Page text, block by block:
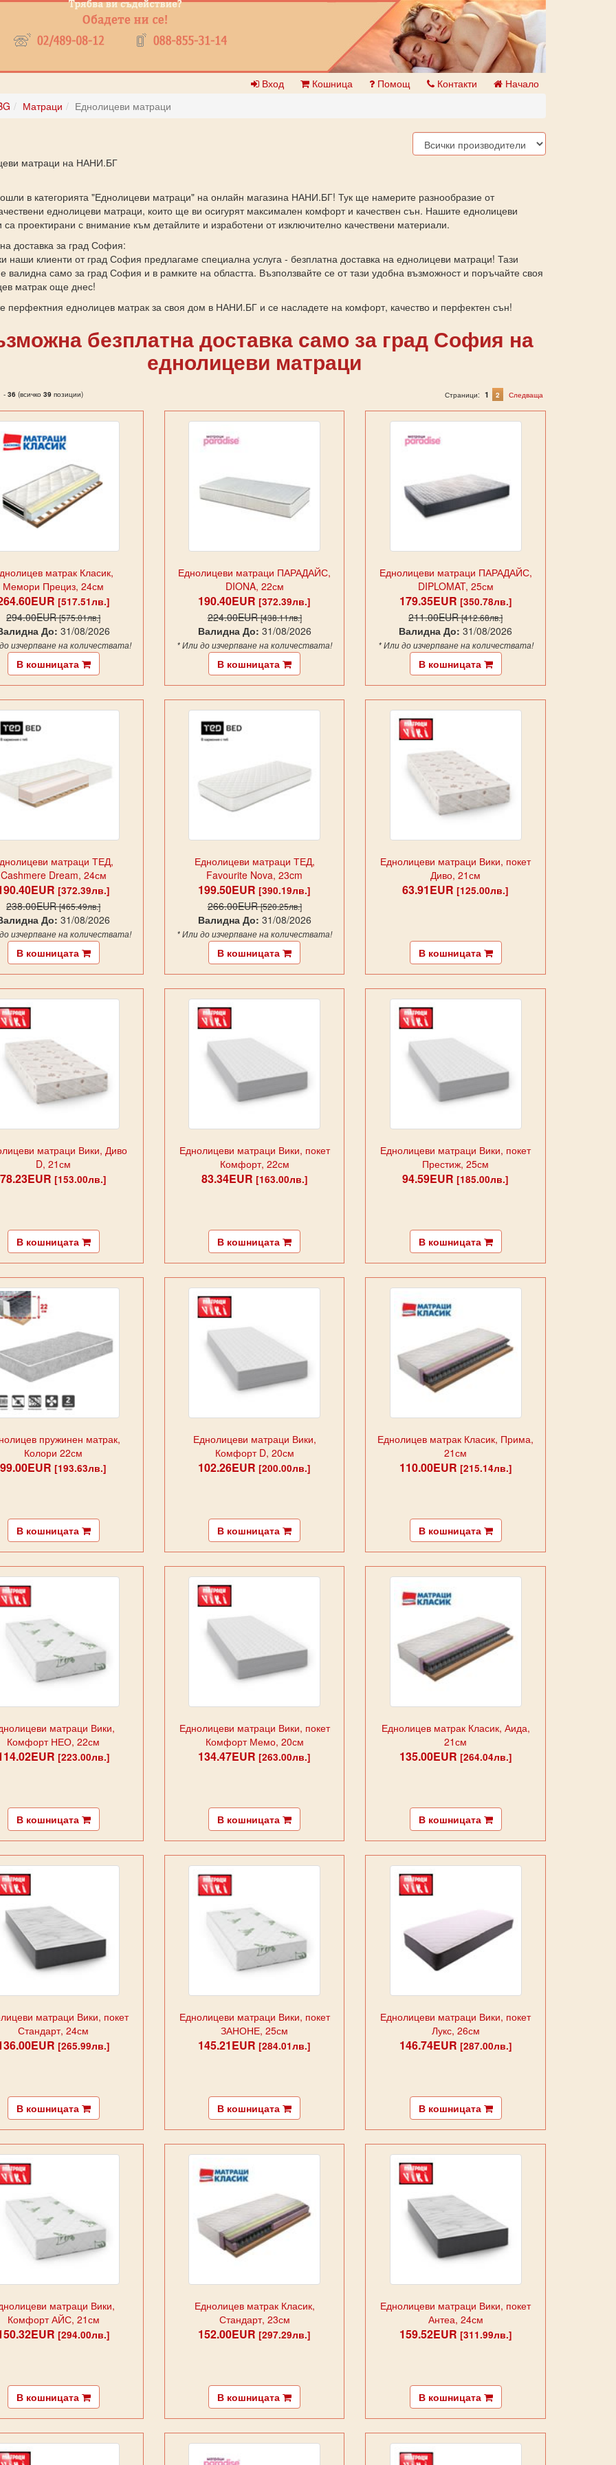
Вход Кошница Помощ Контакти
Начало
Матраци Еднолицеви матраци
матраци на НАНИ.БГ
в категорията "Еднолицеви матраци" на онлайн магазина НАНИ.БГ! Тук ще намерите разнообразие от
еднолицеви матраци, които ще ви осигурят максимален комфорт и качествен сън. Нашите еднолицеви
проектирани с внимание към детайлите и изработени от изключително качествени материали.
доставка за град София:
наши клиенти от град София предлагаме специална услуга - безплатна доставка на еднолицеви матраци! Тази
валидна само за град София и в рамките на областта. Възползвайте се от тази удобна възможност и поръчайте своя
матрак още днес!
перфектния еднолицев матрак за своя дом в НАНИ.БГ и се насладете на комфорт, качество и перфектен сън!
безплатна доставка само за град София на
еднолицеви матраци
- 36(всичко 39позиции) Страници: 1 2 Следваща
матрак Класик,
Мемори Прециз, 24см
[517.51лв.]
294.00EUR[575.01лв.]
До: 31/08/2026
изчерпване на количествата!
В кошницата
Еднолицеви матраци ПАРАДАЙС,
DIONA, 22см
190.40EUR[372.39лв.]
224.00EUR[438.11лв.]
Валидна До: 31/08/2026
* Или до изчерпване на количествата!
В кошницата
Еднолицеви матраци ПАРАДАЙС,
DIPLOMAT, 25см
179.35EUR [350.78лв.]
211.00EUR[412.68лв.]
Валидна До: 31/08/2026
* Или до изчерпване на количествата!
В кошницата
матраци ТЕД,
Cashmere Dream, 24см
[372.39лв.]
238.00EUR[465.49лв.]
До: 31/08/2026
изчерпване на количествата!
В кошницата
Еднолицеви матраци ТЕД,
Favourite Nova, 23cm
199.50EUR[390.19лв.]
266.00EUR[520.25лв.]
Валидна До: 31/08/2026
* Или до изчерпване на количествата!
В кошницата
Еднолицеви матраци Вики, покет
Диво, 21см
63.91EUR[125.00лв.]
В кошницата
матраци Вики, Диво
D, 21см
78.23EUR[153.00лв.]
В кошницата
Еднолицеви матраци Вики, покет
Комфорт, 22см
83.34EUR [163.00лв.]
В кошницата
Еднолицеви матраци Вики, покет
Престиж, 25см
94.59EUR[185.00лв.]
В кошницата
пружинен матрак,
Колори 22см
99.00EUR[193.63лв.]
В кошницата
Еднолицеви матраци Вики,
Комфорт D, 20см
102.26EUR[200.00лв.]
В кошницата
Еднолицев матрак Класик, Прима,
21см
110.00EUR [215.14лв.]
В кошницата
матраци Вики,
Комфорт НЕО, 22см
[223.00лв.]
В кошницата
Еднолицеви матраци Вики, покет
Комфорт Мемо, 20см
134.47EUR[263.00лв.]
В кошницата
Еднолицев матрак Класик, Аида,
21см
135.00EUR [264.04лв.]
В кошницата
матраци Вики, покет
Стандарт, 24см
[265.99лв.]
В кошницата
Еднолицеви матраци Вики, покет
ЗАНОНЕ, 25см
145.21EUR[284.01лв.]
В кошницата
Еднолицеви матраци Вики, покет
Лукс, 26см
146.74EUR [287.00лв.]
В кошницата
матраци Вики,
Комфорт АЙС, 21см
[294.00лв.]
В кошницата
Еднолицев матрак Класик,
Стандарт, 23см
152.00EUR[297.29лв.]
В кошницата
Еднолицеви матраци Вики, покет
Антеа, 24см
159.52EUR [311.99лв.]
В кошницата